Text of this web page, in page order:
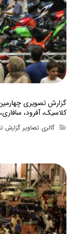
گزارش تصویری
کلاسیک، آفرود،
گالری تصاویر,گزارش